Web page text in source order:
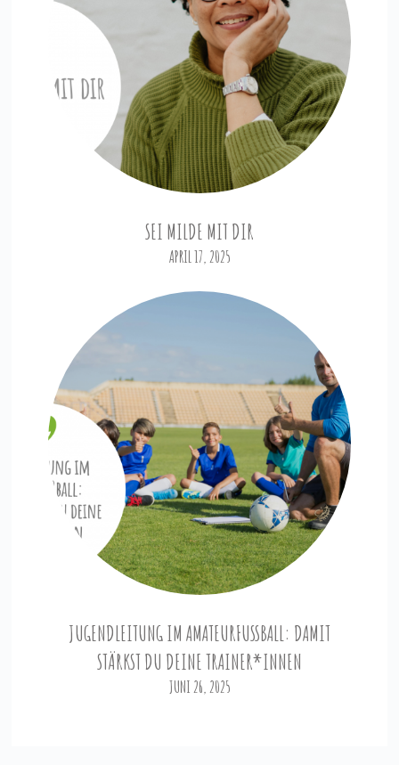
SEI MILDE MIT DIR
APRIL 17, 2025
JUGENDLEITUNG IM AMATEURFUSSBALL: DAMIT S
TÄRKST DU DEINE TRAINER*INNEN
JUNI 26, 2025